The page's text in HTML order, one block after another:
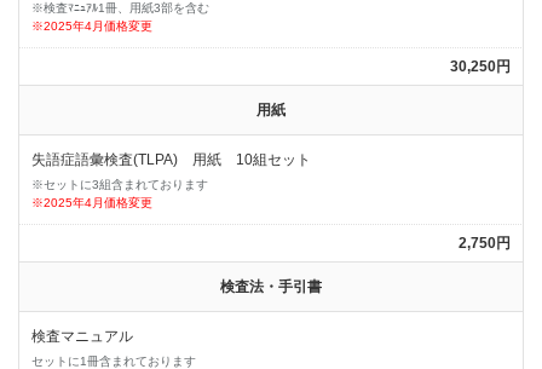
※検査ﾏﾆｭｱﾙ1冊、用紙3部を含む
※2025年4月価格変更
30,250円
用紙
失語症語彙検査(TLPA) 用紙 10組セット
※セットに3組含まれております
※2025年4月価格変更
2,750円
検査法・手引書
検査マニュアル
セットに1冊含まれております